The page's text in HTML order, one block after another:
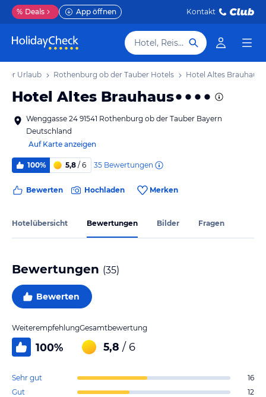
% Deals App öffnen Kontakt
Hotel, Reiseziel
Urlaub Rothenburg ob der Tauber Hotels Hotel Altes Brauhaus
Hotel Altes Brauhaus
Wenggasse 24 91541 Rothenburg ob der Tauber Bayern
Deutschland
Auf Karte anzeigen
100% 5,8 / 6 35 Bewertungen
Bewerten Hochladen Merken
Hotelübersicht Bewertungen Bilder Fragen
Bewertungen (35)
Bewerten
Weiterempfehlung
100%
Gesamtbewertung
5,8 / 6
Sehr gut
16
Gut
12